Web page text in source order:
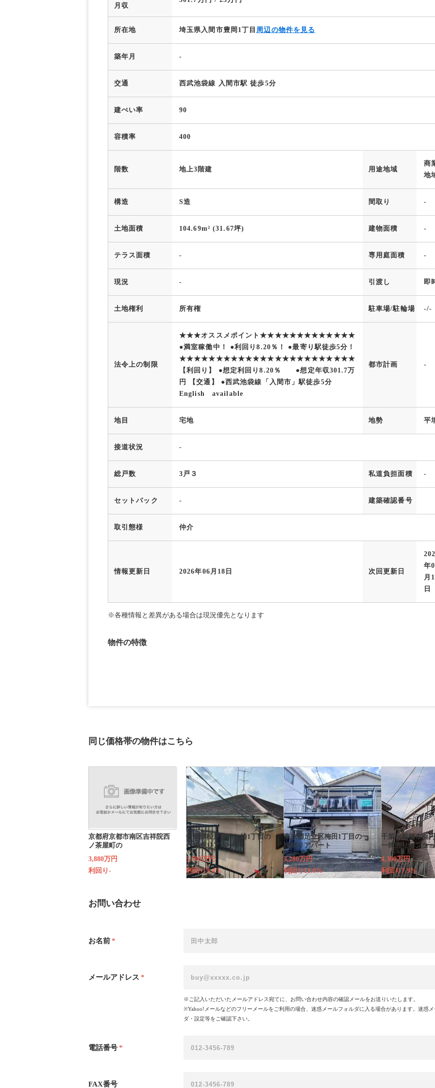
月収
所在地 埼玉県入間市豊岡1丁目 周辺の物件を見る
築年月 -
交通 西武池袋線 入間市駅 徒歩5分
建ぺい率 90
容積率 400
階数 地上3階建 用途地域
商
地
構造 S造 間取り -
土地面積 104.69m² (31.67坪) 建物面積 -
テラス面積 - 専用庭面積 -
現況 - 引渡し 即
土地権利 所有権 駐車場/駐輪場 -/-
法令上の制限
★★★オススメポイント★★★★★★★★★★★★★
●満室稼働中！ ●利回り8.20％！ ●最寄り駅徒歩5分！
★★★★★★★★★★★★★★★★★★★★★★★★
【利回り】 ●想定利回り8.20％ ●想定年収301.7万
円 【交通】 ●西武池袋線「入間市」駅徒歩5分
English available
都市計画 -
地目 宅地 地勢 平
接道状況 -
総戸数 3戸３ 私道負担面積 -
セットバック - 建築確認番号
取引態様 仲介
情報更新日 2026年06月18日 次回更新日
年
月
日
※各種情報と差異がある場合は現況優先となります
物件の特徴
同じ価格帯の物件はこちら
京都府京都市南区吉祥院西
ノ茶屋町の
3,880万円
利回り-
千葉県松戸市八ケ崎1丁目の
一棟売りアパート
3,780万円
利回り9.4%
東京都足立区梅田1丁目の一
棟売りアパート
3,280万円
利回り11.0%
千葉県船橋市薬
一棟売りマンシ
4,300万円
利回り7.9%
お問い合わせ
お名前*
メールアドレス *
※ご記入いただいたメールアドレス宛てに、お問い合わせ内容の確認メールをお送りいたします。
※Yahoo!メールなどのフリーメールをご利用の場合、迷惑メールフォルダに入る場合があります。迷惑
ダ・設定等をご確認下さい。
電話番号*
FAX番号